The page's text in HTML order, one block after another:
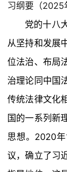
习纲要（2025
党的十八
从坚持和发展
位法治、布局
治理论同中国
传统法律文化
国的一系列新
思想。2020
议，确立了习